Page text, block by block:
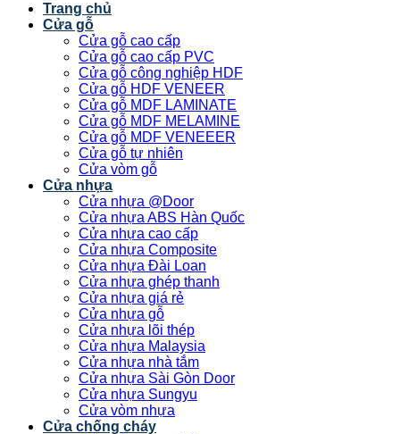
Trang chủ
Cửa gỗ
Cửa gỗ cao cấp
Cửa gỗ cao cấp PVC
Cửa gỗ công nghiệp HDF
Cửa gỗ HDF VENEER
Cửa gỗ MDF LAMINATE
Cửa gỗ MDF MELAMINE
Cửa gỗ MDF VENEEER
Cửa gỗ tự nhiên
Cửa vòm gỗ
Cửa nhựa
Cửa nhựa @Door
Cửa nhựa ABS Hàn Quốc
Cửa nhựa cao cấp
Cửa nhựa Composite
Cửa nhựa Đài Loan
Cửa nhựa ghép thanh
Cửa nhựa giá rẻ
Cửa nhựa gỗ
Cửa nhựa lõi thép
Cửa nhựa Malaysia
Cửa nhựa nhà tắm
Cửa nhựa Sài Gòn Door
Cửa nhựa Sungyu
Cửa vòm nhựa
Cửa chống cháy